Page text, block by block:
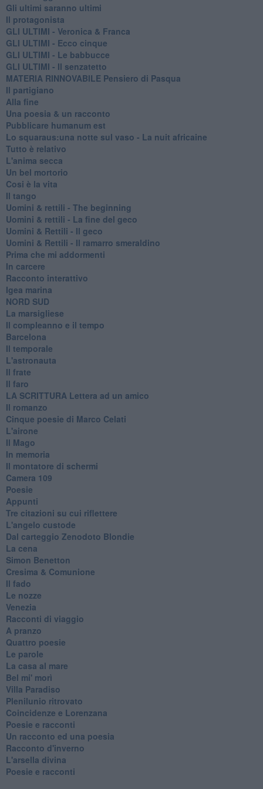
Gli ultimi saranno ultimi
Il protagonista
GLI ULTIMI - Veronica & Franca
GLI ULTIMI - Ecco cinque
GLI ULTIMI - Le babbucce
GLI ULTIMI - Il senzatetto
MATERIA RINNOVABILE Pensiero di Pasqua
Il partigiano
Alla fine
Una poesia & un racconto
Pubblicare humanum est
Lo squaraus:una notte sul vaso - La nuit africaine
Tutto è relativo
L'anima secca
Un bel mortorio
Cosi è la vita
Il tango
​Uomini & rettili - The beginning
​Uomini & rettili - La fine del geco
Uomini & Rettili - Il geco
Uomini & Rettili - Il ramarro smeraldino
Prima che mi addormenti
In carcere
Racconto interattivo
Igea marina
​NORD SUD
La marsigliese
Il compleanno e il tempo
Barcelona
Il temporale
L'astronauta
Il frate
Il faro
​LA SCRITTURA Lettera ad un amico
Il romanzo
Cinque poesie di Marco Celati
L'airone
Il Mago
In memoria
Il montatore di schermi
Camera 109
Poesie
Appunti
Tre citazioni su cui riflettere
L'angelo custode
Dal carteggio Zenodoto Blondie
La cena
Simon Benetton
Cresima & Comunione
Il fado
Le nozze
Venezia
Racconti di viaggio
A pranzo
Quattro poesie
Le parole
La casa al mare
Bel mi' morì
Villa Paradiso
Plenilunio ritrovato
Coincidenze e Lorenzana
Poesie e racconti
Un racconto ed una poesia
Racconto d'inverno
​L'arsella divina
Poesie e racconti